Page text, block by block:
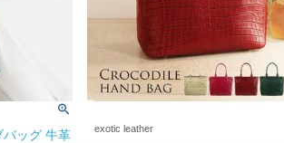
ッグ 牛革
exotic leather